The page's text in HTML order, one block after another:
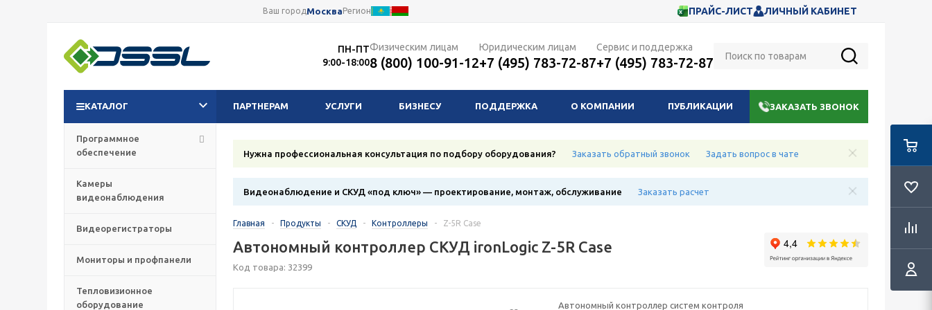
Ваш городМоскваРегион ПРАЙС-ЛИСТ ЛИЧНЫЙ КАБИНЕТ
ПН-ПТ
9:00-18:00
Физическим лицам
8 (800) 100-91-12
Юридическим лицам
+7 (495) 783-72-87
Сервис и поддержка
+7 (495) 783-72-87
КАТАЛОГ ПАРТНЕРАМ УСЛУГИ БИЗНЕСУ ПОДДЕРЖКА О КОМПАНИИ ПУБЛИКАЦИИ ЗАКАЗАТЬ ЗВОНОК
Программное
обеспечение
Камеры
видеонаблюдения
Видеорегистраторы
Мониторы и профпанели
Тепловизионное
оборудование
Нужна профессиональная консультация по подбору оборудования? Заказать обратный звонок Задать вопрос в чате
Видеонаблюдение и СКУД «под ключ» — проектирование, монтаж, обслуживание Заказать расчет
Главная - Продукты - СКУД - Контроллеры - Z-5R Case
Автономный контроллер СКУД ironLogic Z-5R Case
Код товара: 32399
Автономный контроллер систем контроля